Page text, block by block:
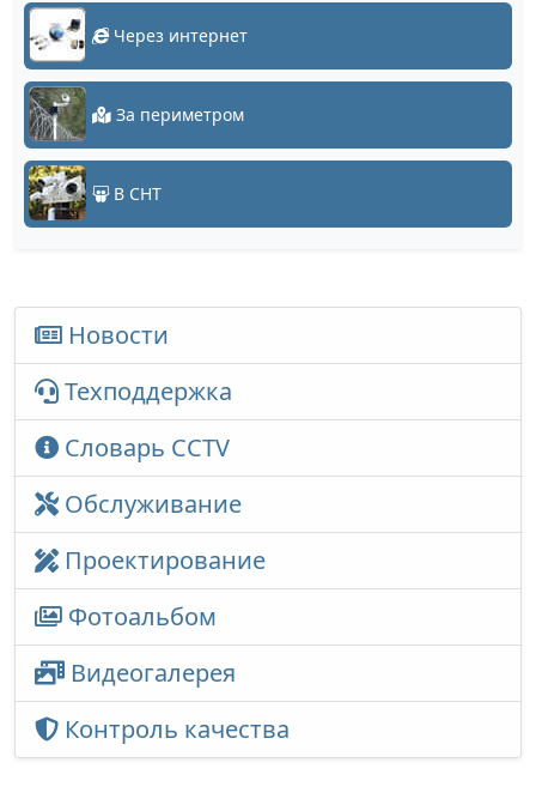
Через интернет
За периметром
В СНТ
Новости
Техподдержка
Словарь CCTV
Обслуживание
Проектирование
Фотоальбом
Видеогалерея
Контроль качества